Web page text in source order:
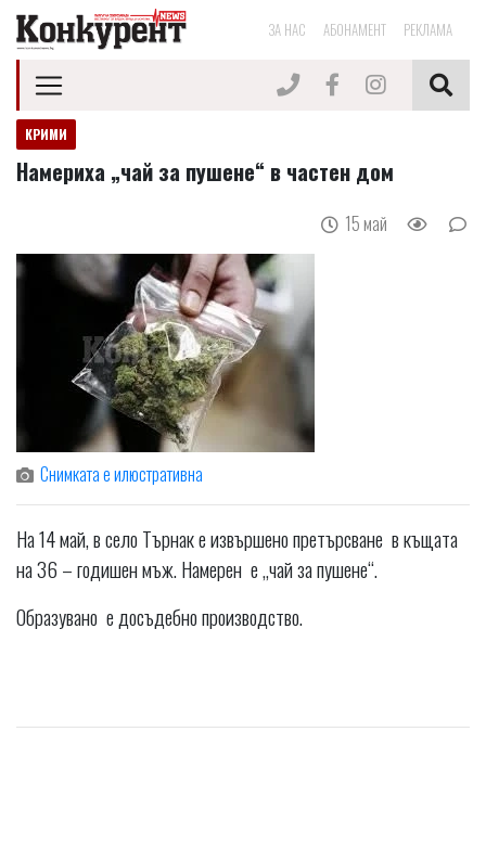
ЗА НАС АБОНАМЕНТ РЕКЛАМА
КРИМИ
Намериха „чай за пушене“ в частен дом
15 май
Снимката е илюстративна
На 14 май, в село Търнак е извършено претърсване в къщата
на 36 – годишен мъж. Намерен е „чай за пушене“.
Образувано е досъдебно производство.